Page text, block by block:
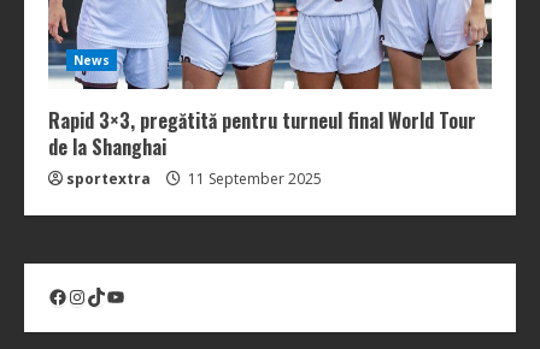
News
Rapid 3×3, pregătită pentru turneul final World Tour
de la Shanghai
sportextra 11 September 2025
Facebook
Instagram
TikTokYouTube